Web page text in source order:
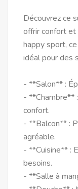
Découvrez ce
offrir confort et
happy sport,
idéal pour des
- **Salon** :
- **Chambre**
confort.
- **Balcon** :
agréable.
- **Cuisine** :
besoins.
- **Salle à